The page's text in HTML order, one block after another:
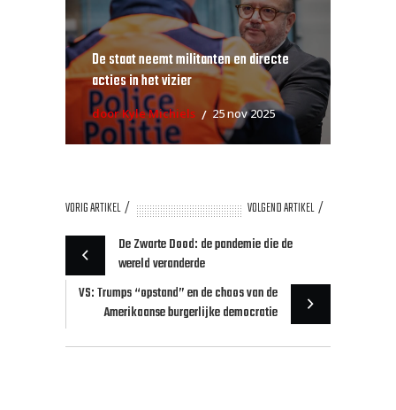
De staat neemt militanten en directe
acties in het vizier
door Kyle Michiels 25 nov 2025
VORIG ARTIKEL
VOLGEND ARTIKEL
De Zwarte Dood: de pandemie die de
wereld veranderde
VS: Trumps “opstand” en de chaos van de
Amerikaanse burgerlijke democratie